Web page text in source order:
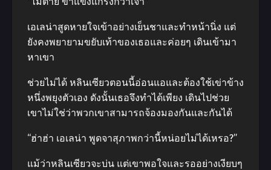
เอเลน่าสูดหายใจเข้าอย่างเย็นชาและทําหน้านิ่ง แต่
ยังคงพยายามขยับเท้าของเธอและค่อยๆ เดินเข้ามา
หาเขา
ช่วยไม่ได้ หลินเซียวตอนนี้อ่อนแอและต้องใช้เข่าข้าง
หนึ่งพยุงตัวเอง ดังนั้นเธอจึงทําได้เพียง เดินไปช่วย
เขาไม่ใช่ว่าพวกเขาสามารถจ้องมองกันและกันได้
“ฮ่าฮ่า เอเลน่า พูดจาสุภาพกว่านี้หน่อยไม่ได้เหรอ?”
แม้ว่าหลินเซียวจะบ่น แต่เขาพอใจและรออย่างเงียบๆ